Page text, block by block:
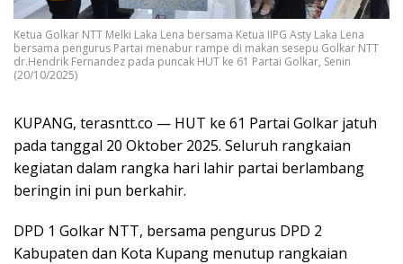
Ketua Golkar NTT Melki Laka Lena bersama Ketua IIPG Asty Laka Lena
bersama pengurus Partai menabur rampe di makan sesepu Golkar NTT
dr.Hendrik Fernandez pada puncak HUT ke 61 Partai Golkar, Senin
(20/10/2025)
KUPANG, terasntt.co — HUT ke 61 Partai Golkar jatuh
pada tanggal 20 Oktober 2025. Seluruh rangkaian
kegiatan dalam rangka hari lahir partai berlambang
beringin ini pun berkahir.
DPD 1 Golkar NTT, bersama pengurus DPD 2
Kabupaten dan Kota Kupang menutup rangkaian